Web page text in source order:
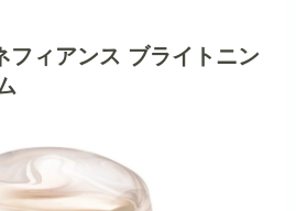
フィアンス ブライトニン